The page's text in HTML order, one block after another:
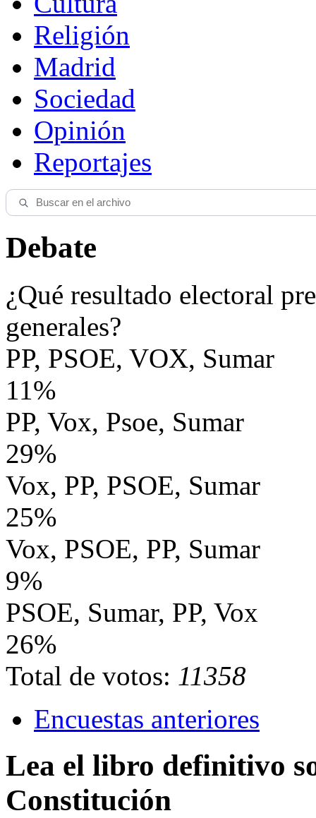
Religión
Madrid
Sociedad
Opinión
Reportajes
Debate
¿Qué resultado electoral
generales?
PP, PSOE, VOX, Sumar
11%
PP, Vox, Psoe, Sumar
29%
Vox, PP, PSOE, Sumar
25%
Vox, PSOE, PP, Sumar
9%
PSOE, Sumar, PP, Vox
26%
Total de votos: 11358
Encuestas anteriores
Lea el libro definitivo
Constitución